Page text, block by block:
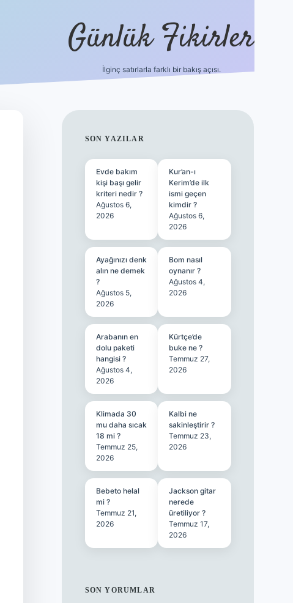
Günlük Fikirler
İlginç satırlarla farklı bir bakış açısı.
SIDEBAR
SON YAZILAR
Evde bakım
kişi başı gelir
kriteri nedir ?
Ağustos 6,
2026
Kur’an-ı
Kerim’de ilk
ismi geçen
kimdir ?
Ağustos 6,
2026
Ayağınızı denk
alın ne demek
?
Ağustos 5,
2026
Bom nasıl
oynanır ?
Ağustos 4,
2026
Arabanın en
dolu paketi
hangisi ?
Ağustos 4,
2026
Kürtçe’de
buke ne ?
Temmuz 27,
2026
Klimada 30
mu daha sıcak
18 mi ?
Temmuz 25,
2026
Kalbi ne
sakinleştirir ?
Temmuz 23,
2026
Bebeto helal
mi ?
Temmuz 21,
2026
Jackson gitar
nerede
üretiliyor ?
Temmuz 17,
2026
SON YORUMLAR
betci giriş